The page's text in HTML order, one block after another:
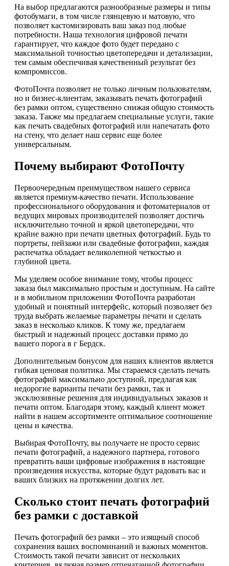
На выбор предлагаются разнообразные размеры и типы
фотобумаги, в том числе глянцевую и матовую, что
позволяет кастомизировать ваш заказ под любые
потребности. Наша технология цифровой печати
гарантирует, что каждое фото будет передано с
максимальной точностью цветопередачи и детализации,
тем самым обеспечивая качественный результат без
компромиссов.
ФотоПочта позволяет не только личным пользователям,
но и бизнес-клиентам, заказывать печать фотографий
без рамки оптом, существенно снижая общую стоимость
заказа. Также мы предлагаем специальные услуги, такие
как печать свадебных фотографий или напечатать фото
на стену, что делает наш сервис еще более
универсальным.
Почему выбирают ФотоПочту
Первоочередным преимуществом нашего сервиса
является премиум-качество печати. Использование
профессионального оборудования и фотоматериалов от
ведущих мировых производителей позволяет достичь
исключительно точной и яркой цветопередачи, что
крайне важно при печати цветных фотографий. Будь то
портреты, пейзажи или свадебные фотографии, каждая
распечатка обладает великолепной четкостью и
глубиной цвета.
Мы уделяем особое внимание тому, чтобы процесс
заказа был максимально простым и доступным. На сайте
и в мобильном приложении ФотоПочта разработан
удобный и понятный интерфейс, который позволяет без
труда выбрать желаемые параметры печати и сделать
заказ в несколько кликов. К тому же, предлагаем
быстрый и надежный процесс доставки прямо до
вашего порога в г Бердск.
Дополнительным бонусом для наших клиентов является
гибкая ценовая политика. Мы стараемся сделать печать
фотографий максимально доступной, предлагая как
недорогие варианты печати без рамки, так и
эксклюзивные решения для индивидуальных заказов и
печати оптом. Благодаря этому, каждый клиент может
найти в нашем ассортименте оптимальное соотношение
цены и качества.
Выбирая ФотоПочту, вы получаете не просто сервис
печати фотографий, а надежного партнера, готового
превратить ваши цифровые изображения в настоящие
произведения искусства, которые будут радовать вас и
ваших близких на протяжении долгих лет.
Сколько стоит печать фотографий
без рамки с доставкой
Печать фотографий без рамки – это изящный способ
сохранения ваших воспоминаний и важных моментов.
Стоимость такой печати зависит от нескольких